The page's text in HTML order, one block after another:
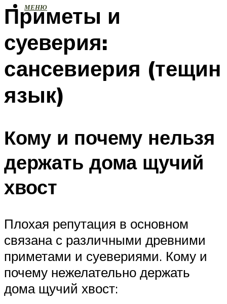
МЕНЮ
Приметы и
суеверия:
сансевиерия (тещин
язык)
Кому и почему нельзя
держать дома щучий
хвост
Плохая репутация в основном
связана с различными древними
приметами и суевериями. Кому и
почему нежелательно держать
дома щучий хвост: